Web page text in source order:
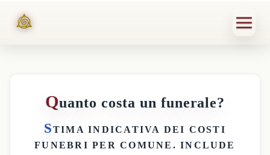
Quanto costa un funerale?
STIMA INDICATIVA DEI COSTI
FUNEBRI PER COMUNE . INCLUDE